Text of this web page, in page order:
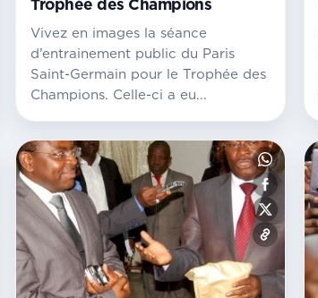
Trophée des Champions
Vivez en images la séance
d’entrainement public du Paris
Saint-Germain pour le Trophée des
Champions. Celle-ci a eu...